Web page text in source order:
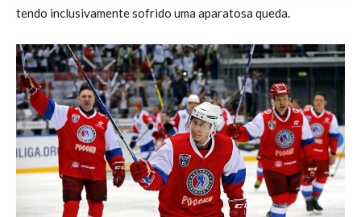
tendo inclusivamente sofrido uma aparatosa queda.